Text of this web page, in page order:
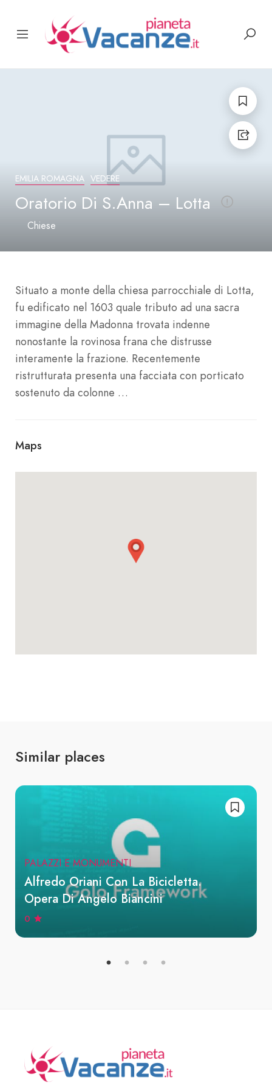
EMILIA ROMAGNA VEDERE
Oratorio Di S.Anna – Lotta
Chiese
Situato a monte della chiesa parrocchiale di Lotta,
fu edificato nel 1603 quale tributo ad una sacra
immagine della Madonna trovata indenne
nonostante la rovinosa frana che distrusse
interamente la frazione. Recentemente
ristrutturata presenta una facciata con porticato
sostenuto da colonne …
Maps
Similar places
PALAZZI E MONUMENTI
Alfredo Oriani Con La Bicicletta.
Opera Di Angelo Biancini
0